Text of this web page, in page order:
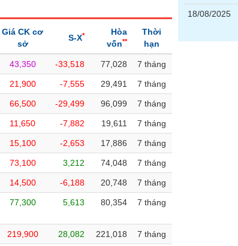
Giá CK cơ
sở
S-X*
Hòa
vốn**
Thời
hạn
43,350 -33,518 77,028 7 tháng
21,900 -7,555 29,491 7 tháng
66,500 -29,499 96,099 7 tháng
11,650 -7,882 19,611 7 tháng
15,100 -2,653 17,886 7 tháng
73,100 3,212 74,048 7 tháng
14,500 -6,188 20,748 7 tháng
77,300 5,613 80,354 7 tháng
219,900 28,082 221,018 7 tháng
18/08/2025